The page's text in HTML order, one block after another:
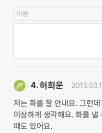
4.허희운
저는 화를 잘 안내요. 그런
이상하게 생각해요. 화를
때도 있어요.